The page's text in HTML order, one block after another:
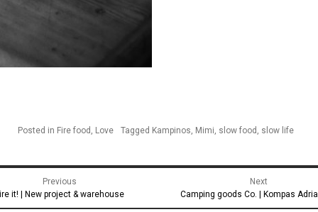
Posted in Fire food , Love Tagged Kampinos, Mimi, slow food , slow life
Previous
it! | New project & warehouse
Next
Next
post:
Camping goods Co. | Kompas